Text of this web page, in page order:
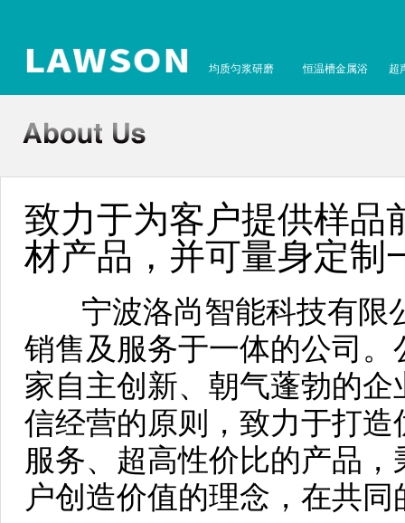
均质匀浆研磨 恒温槽金属浴 超
致力于为客户提供样品
材产品，并可量身定制
宁波洛尚智能科技有限
销售及服务于一体的公司
家自主创新、朝气蓬勃的
信经营的原则，致力于打
服务、超高性价比的产品
户创造价值的理念，在共